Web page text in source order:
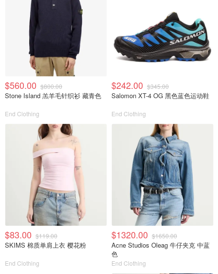
$560.00 $800.00
Stone Island 羔羊毛针织衫 藏青色
End Clothing
$242.00 $345.00
Salomon XT-4 OG 黑色蓝色运动鞋
End Clothing
$83.00 $119.00
SKIMS 棉质单肩上衣 樱花粉
End Clothing
$1320.00 $1650.00
Acne Studios Oleag 牛仔夹克 中蓝
色
End Clothing